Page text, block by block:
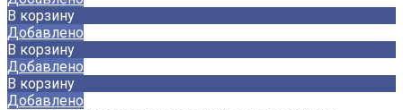
В корзину
Добавлено
В корзину
Добавлено
В корзину
Добавлено